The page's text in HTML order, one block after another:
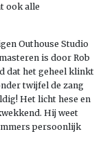
ook alle
Outhouse Studio
is door Rob
dat het geheel klinkt
twijfel de zang
Het licht hese en
Hij weet
persoonlijk